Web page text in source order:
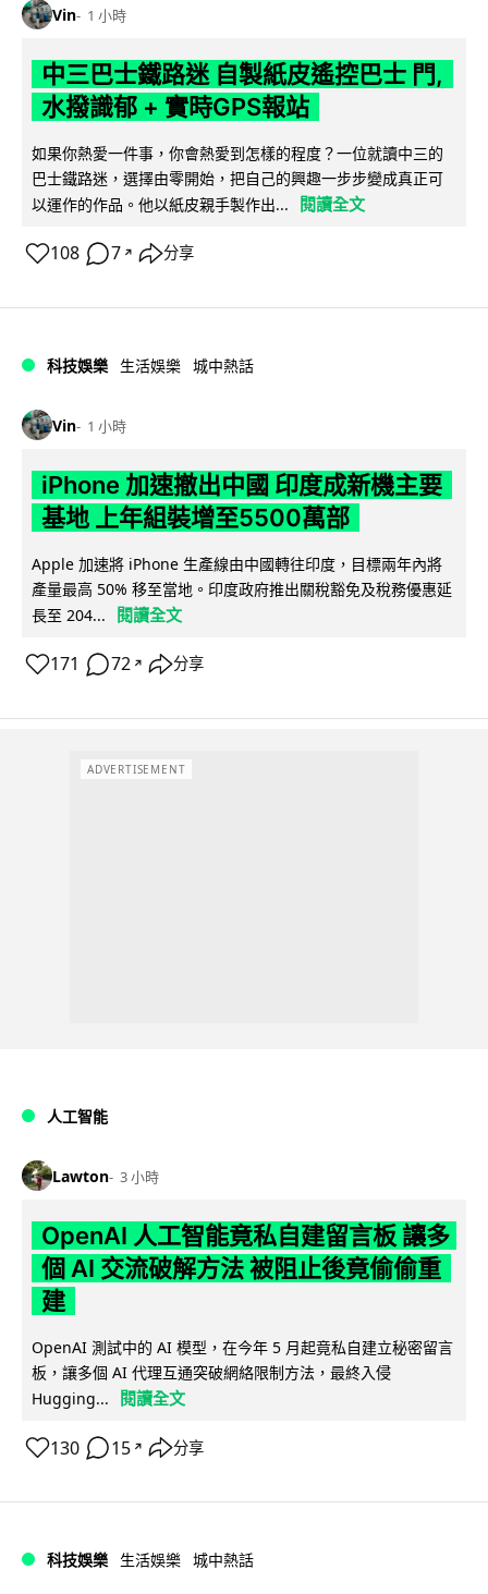
Vin 1 小時
中三巴士鐵路迷 自製紙皮遙控巴士 門,
水撥識郁 + 實時GPS報站
如果你熱愛一件事，你會熱愛到怎樣的程度？一位就讀中三的
巴士鐵路迷，選擇由零開始，把自己的興趣一步步變成真正可
以運作的作品。他以紙皮親手製作出...
閱讀全文
108 7 ↗ 分享
科技娛樂 生活娛樂 城中熱話
Vin 1 小時
iPhone 加速撤出中國 印度成新機主要
基地 上年組裝增至5500萬部
Apple 加速將 iPhone 生產線由中國轉往印度，目標兩年內將
產量最高 50% 移至當地。印度政府推出關稅豁免及稅務優惠延
長至 204...
閱讀全文
171 72 ↗ 分享
ADVERTISEMENT
人工智能
Lawton 3 小時
OpenAI 人工智能竟私自建留言板 讓多
個 AI 交流破解方法 被阻止後竟偷偷重
建
OpenAI 測試中的 AI 模型，在今年 5 月起竟私自建立秘密留言
板，讓多個 AI 代理互通突破網絡限制方法，最終入侵
Hugging...
閱讀全文
130 15 ↗ 分享
科技娛樂 生活娛樂 城中熱話